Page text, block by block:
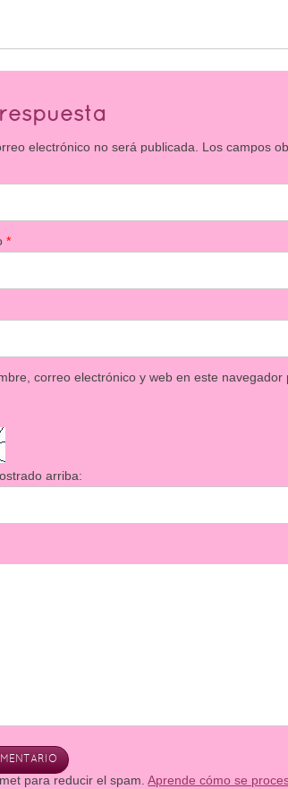
electrónico no será publicada. Los campos
*
correo electrónico y web en este
arriba:
para reducir el spam.Aprende cómo se